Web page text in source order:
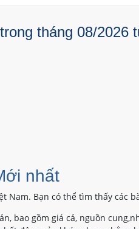
tháng 08/2026
nhất
Bạn có thể tìm thấy các
bao gồm giá cả, nguồn